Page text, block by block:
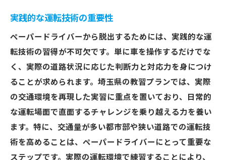
実践的な運転技術の重要性
ペーパードライバーから脱出するためには、実践的な運
転技術の習得が不可欠です。単に車を操作するだけでな
く、実際の道路状況に応じた判断力と対応力を身につけ
ることが求められます。埼玉県の教習プランでは、実際
の交通環境を再現した実習に重点を置いており、日常的
な運転場面で直面するチャレンジを乗り越える力を養い
ます。特に、交通量が多い都市部や狭い道路での運転技
術を高めることは、ペーパードライバーにとって重要な
ステップです。実際の運転環境で練習することにより、